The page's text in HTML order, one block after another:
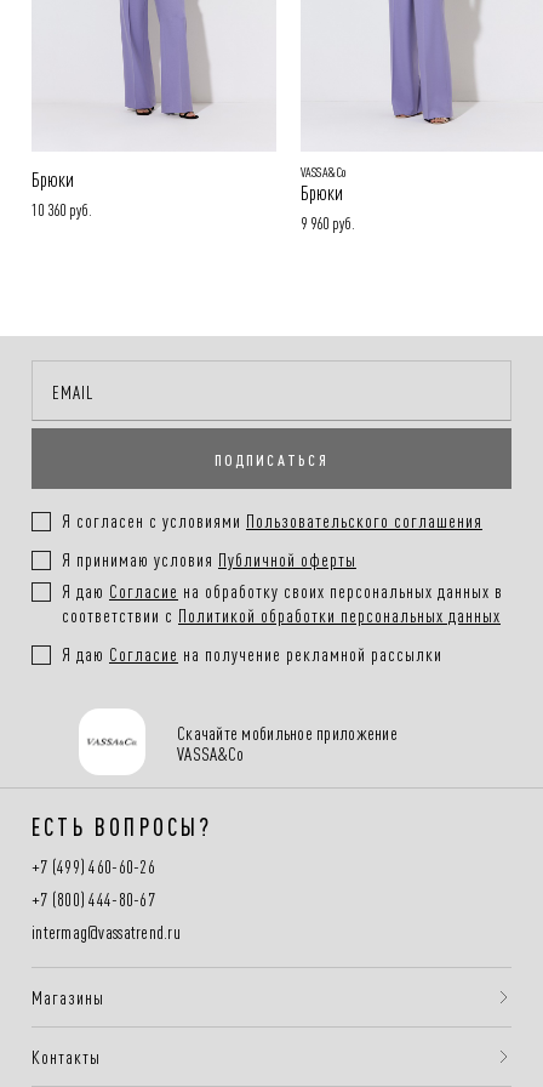
Брюки
10 360 руб.
VASSA&Co
Брюки
9 960 руб.
ПОДПИСАТЬСЯ
Я согласен с условиями Пользовательского соглашения
Я принимаю условия Публичной оферты
Я даю Согласие на обработку своих персональных данных в
соответствии с Политикой обработки персональных данных
Я даю Согласие на получение рекламной рассылки
Скачайте мобильное приложение
VASSA&Co
ЕСТЬ ВОПРОСЫ?
+7 (499) 460-60-26
+7 (800) 444-80-67
intermag@vassatrend.ru
Магазины
Контакты